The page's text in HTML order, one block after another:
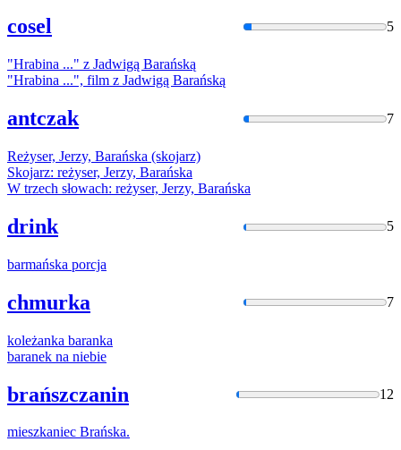
cosel 5
"Hrabina ..." z Jadwigą Barańską
"Hrabina ...", film z Jadwigą Barańską
antczak 7
Reżyser, Jerzy, Barańska (skojarz)
Skojarz: reżyser, Jerzy, Barańska
W trzech słowach: reżyser, Jerzy, Barańska
drink 5
barmańska porcja
chmurka 7
koleżanka baranka
baranek na niebie
brańszczanin 12
mieszkaniec Brańska.